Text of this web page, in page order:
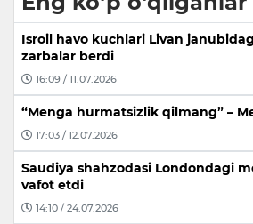
Isroil havo kuchlari Livan
zarbalar berdi
16:09 / 11.07.2026
“Menga hurmatsizlik qilmang” –
17:03 / 12.07.2026
Saudiya shahzodasi Londondagi
vafot etdi
14:10 / 24.07.2026